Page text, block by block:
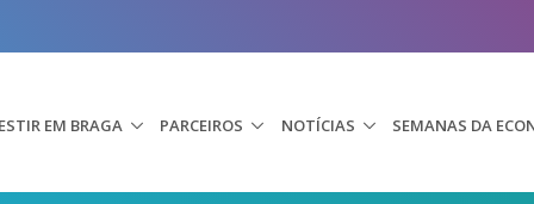
EM BRAGA PARCEIROS NOTÍCIAS SEMANAS DA